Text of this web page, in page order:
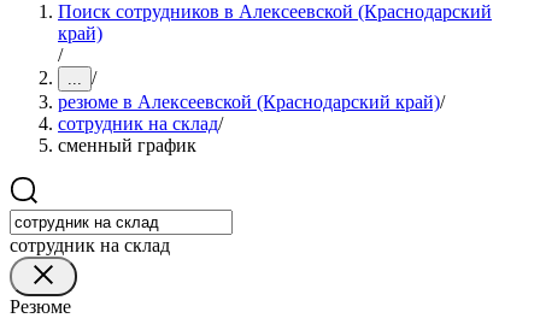
Поиск сотрудников в Алексеевской (Краснодарский
край)
/
... /
резюме в Алексеевской (Краснодарский край)/
сотрудник на склад/
сменный график
сотрудник на склад
Резюме